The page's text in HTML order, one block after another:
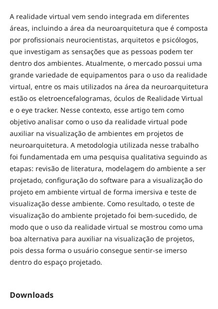
A realidade virtual vem sendo integrada em diferentes
áreas, incluindo a área da neuroarquitetura que é composta
por profissionais neurocientistas, arquitetos e psicólogos,
que investigam as sensações que as pessoas podem ter
dentro dos ambientes. Atualmente, o mercado possui uma
grande variedade de equipamentos para o uso da realidade
virtual, entre os mais utilizados na área da neuroarquitetura
estão os eletroencefalogramas, óculos de Realidade Virtual
e o eye tracker. Nesse contexto, esse artigo tem como
objetivo analisar como o uso da realidade virtual pode
auxiliar na visualização de ambientes em projetos de
neuroarquitetura. A metodologia utilizada nesse trabalho
foi fundamentada em uma pesquisa qualitativa seguindo as
etapas: revisão de literatura, modelagem do ambiente a ser
projetado, configuração do software para a visualização do
projeto em ambiente virtual de forma imersiva e teste de
visualização desse ambiente. Como resultado, o teste de
visualização do ambiente projetado foi bem-sucedido, de
modo que o uso da realidade virtual se mostrou como uma
boa alternativa para auxiliar na visualização de projetos,
pois dessa forma o usuário consegue sentir-se imerso
dentro do espaço projetado.
Downloads